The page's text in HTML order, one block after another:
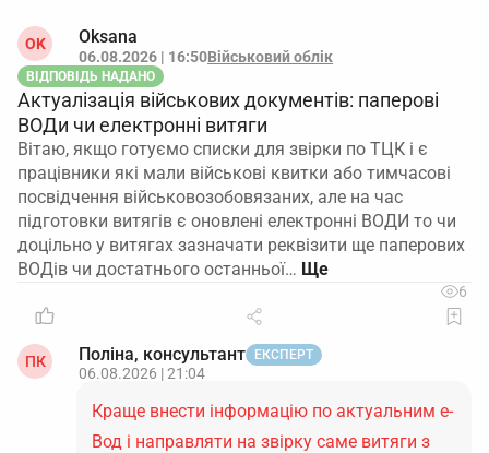
OK Oksana
06.08.2026 | 16:50Військовий облік
ВІДПОВІДЬ НАДАНО
Актуалізація військових документів: паперові
ВОДи чи електронні витяги
Вітаю, якщо готуємо списки для звірки по ТЦК і є
працівники які мали військові квитки або тимчасові
посвідчення військовозобовязаних, але на час
підготовки витягів є оновлені електронні ВОДИ то чи
доцільно у витягах зазначати реквізити ще паперових
ВОДів чи достатнього останньої…
6
ПК Поліна, консультант ЕКСПЕРТ
06.08.2026 | 21:04
Краще внести інформацію по актуальним е-
Вод і направляти на звірку саме витяги з